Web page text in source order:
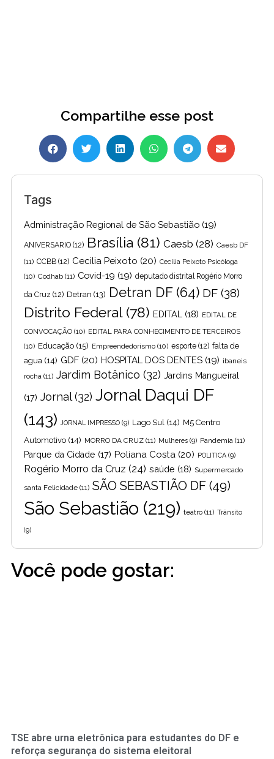
Compartilhe esse post
Tags
Administração Regional de São Sebastião (19)
ANIVERSARIO (12) Brasília (81) Caesb (28) Caesb DF
(11) CCBB (12) Cecilia Peixoto (20) Cecília Peixoto Psicóloga
(10) Codhab (11) Covid-19 (19) deputado distrital Rogério Morro
da Cruz (12) Detran (13) Detran DF(64) DF (38)
Distrito Federal(78) EDITAL (18) EDITAL DE
CONVOCAÇÃO (10) EDITAL PARA CONHECIMENTO DE TERCEIROS
(10) Educação (15) Empreendedorismo (10) esporte (12) falta de
agua (14) GDF (20) HOSPITAL DOS DENTES (19) ibaneis
rocha (11) Jardim Botânico (32) Jardins Mangueiral
(17) Jornal(32) Jornal Daqui DF
(143)
JORNAL IMPRESSO (9) Lago Sul (14) M5 Centro
Automotivo (14) MORRO DA CRUZ (11) Mulheres (9) Pandemia (11)
Parque da Cidade (17) Poliana Costa (20) POLITICA (9)
Rogério Morro da Cruz (24) saúde (18) Supermercado
santa Felicidade (11) SÃO SEBASTIÃO DF (49)
São Sebastião (219) teatro (11) Trânsito
(9)
Você pode gostar:
TSE abre urna eletrônica para estudantes do DF e
reforça segurança do sistema eleitoral